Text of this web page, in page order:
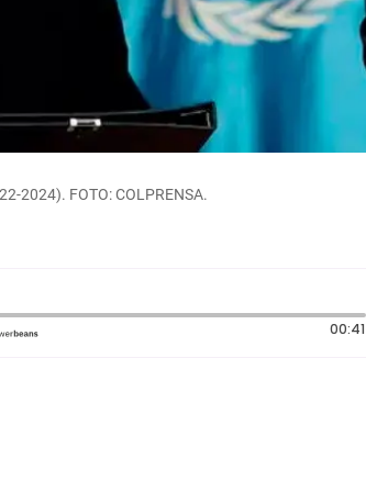
2024). FOTO: COLPRENSA.
00:41